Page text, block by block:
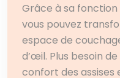
Grâce à sa
vous pouvez
espace de
d’œil. Plus besoin
confort des assises